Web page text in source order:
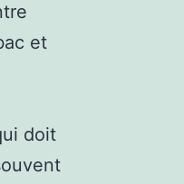
et
doit